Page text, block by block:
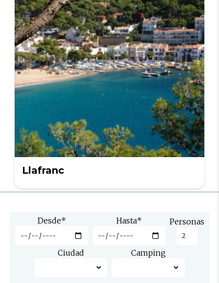
Llafranc
Desde* Hasta* Personas
Ciudad Camping